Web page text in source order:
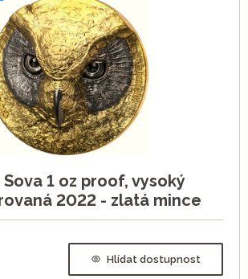
1 oz proof, vysoký
2022 - zlatá mince
Hlídat dostupnost